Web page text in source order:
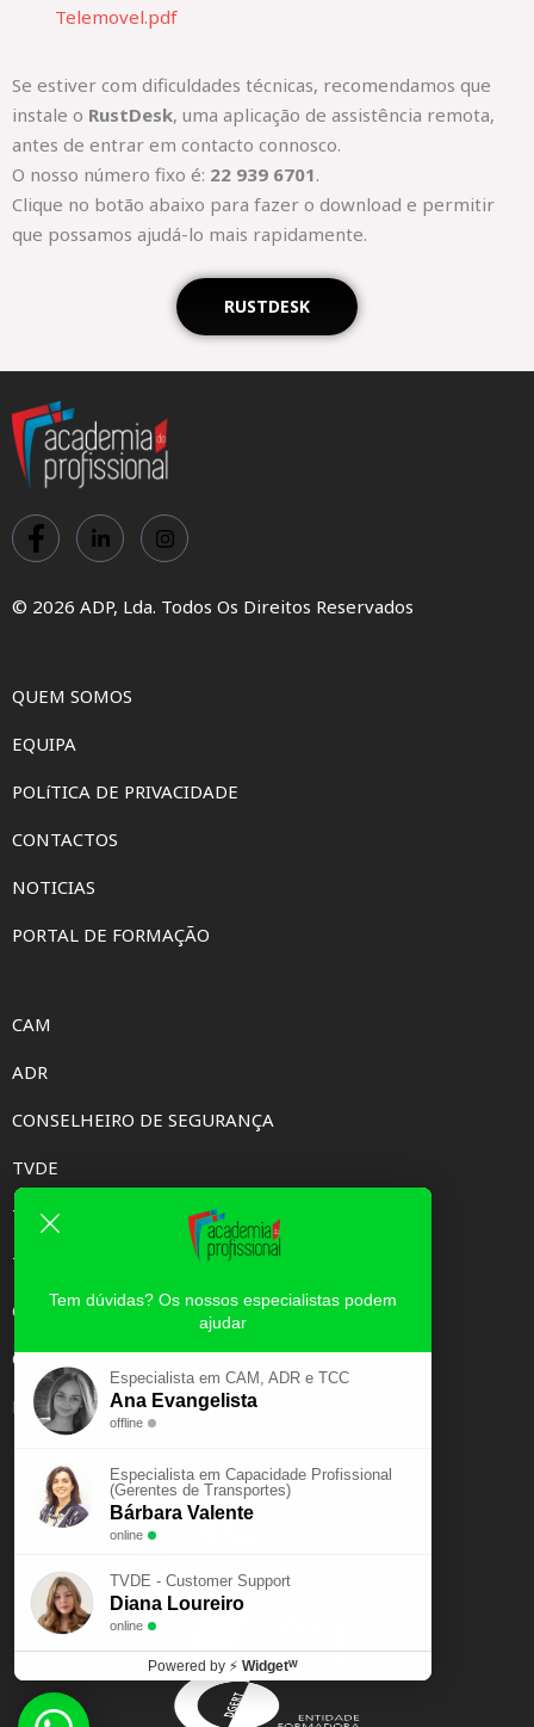
Telemovel.pdf
Se estiver com dificuldades técnicas, recomendamos que
instale o RustDesk, uma aplicação de assistência remota,
antes de entrar em contacto connosco.
O nosso número fixo é: 22 939 6701.
Clique no botão abaixo para fazer o download e permitir
que possamos ajudá-lo mais rapidamente.
RUSTDESK
© 2026 ADP, Lda. Todos Os Direitos Reservados
QUEM SOMOS
EQUIPA
POLíTICA DE PRIVACIDADE
CONTACTOS
NOTICIAS
PORTAL DE FORMAÇÃO
CAM
ADR
CONSELHEIRO DE SEGURANÇA
TVDE
TAXI
TCC
CAPACIDADE PROFISSIONAL
CURSOS E-LEARNING
EXAME PSICOTÉCNICO
Tem dúvidas? Os nossos especialistas podem
ajudar
Especialista em CAM, ADR e TCC
Ana Evangelista
offline
Especialista em Capacidade Profissional
(Gerentes de Transportes)
Bárbara Valente
online
TVDE - Customer Support
Diana Loureiro
online
Powered by ⚡ Widgetᵂ